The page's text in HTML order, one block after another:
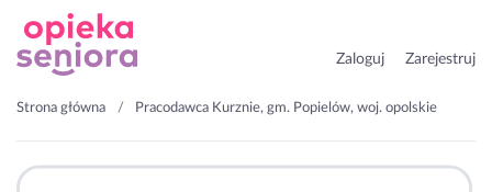
Zaloguj Zarejestruj
Strona główna Pracodawca Kurznie, gm. Popielów, woj. opolskie